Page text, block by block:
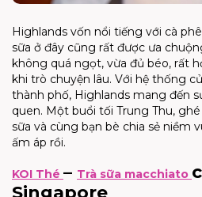
Highlands vốn nổi tiếng với cà
sữa ở đây cũng rất được ưa
không quá ngọt, vừa đủ béo, rất
khi trò chuyện lâu. Với hệ thống
thành phố, Highlands mang đến
quen. Một buổi tối Trung Thu,
sữa và cùng bạn bè chia sẻ niềm
ấm áp rồi.
KOI Thé – Trà sữa macchiato